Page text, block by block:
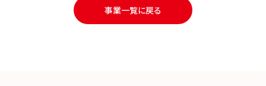
事業一覧に戻る